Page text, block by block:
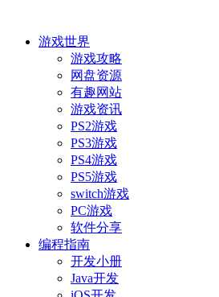
游戏世界
游戏攻略
网盘资源
有趣网站
游戏资讯
PS2游戏
PS3游戏
PS4游戏
PS5游戏
switch游戏
PC游戏
软件分享
编程指南
开发小册
Java开发